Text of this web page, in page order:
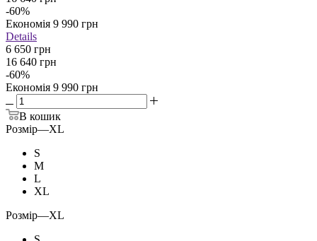
-60%
Економія 9 990 грн
Details
6 650 грн
16 640 грн
-60%
Економія 9 990 грн
В кошик
Розмір—XL
S
M
L
XL
Розмір—XL